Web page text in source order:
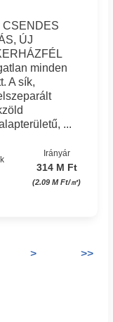
CSENDES
ÚJ
minden
A sík,
...
Irányár
314 M Ft
(2.09 M Ft/㎡)
> >>